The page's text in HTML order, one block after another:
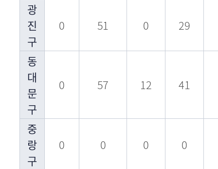
광
진
구
0 51 0 29
동
대
문
구
0 57 12 41
중
랑
구
0 0 0 0